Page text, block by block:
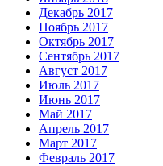
Декабрь 2017
Ноябрь 2017
Октябрь 2017
Сентябрь 2017
Август 2017
Июль 2017
Июнь 2017
Май 2017
Апрель 2017
Март 2017
Февраль 2017